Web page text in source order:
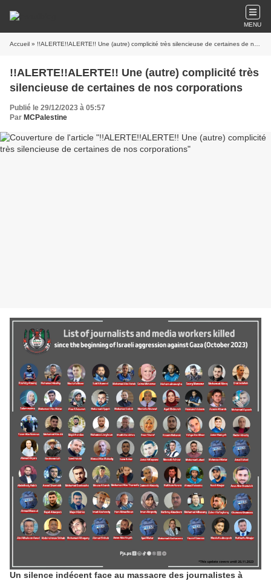
MENU
Accueil » !!ALERTE!!ALERTE!! Une (autre) complicité très silencieuse de certaines de nos corporations
!!ALERTE!!ALERTE!! Une (autre) complicité très
silencieuse de certaines de nos corporations
Publié le 29/12/2023 à 05:57
Par MCPalestine
Un silence indécent face au massacre des journalistes à